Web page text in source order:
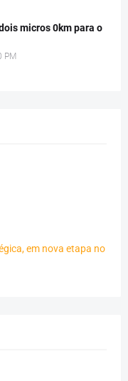
micros 0km para o
PM
em nova etapa no